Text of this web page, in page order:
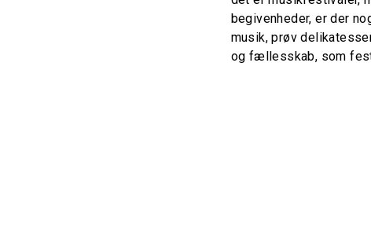
begivenheder, er der
musik, prøv
og fællesskab, som